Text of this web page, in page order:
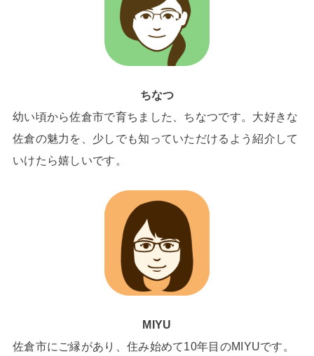
ちなつ
幼い頃から佐倉市で育ちました、ちなつです。大好きな
佐倉の魅力を、少しでも知っていただけるよう紹介して
いけたら嬉しいです。
MIYU
佐倉市にご縁があり、住み始めて10年目のMIYUです。